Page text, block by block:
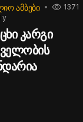
ᲐᲛᲑᲔᲑᲘ
y
1371
კარგი